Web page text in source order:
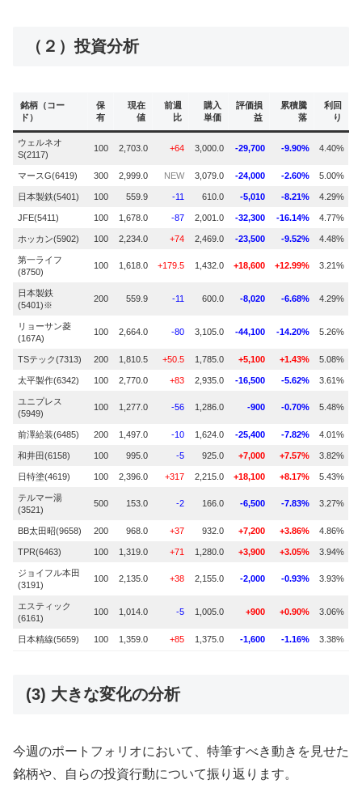
（２）投資分析
銘柄（コー
ド）
保
有
現在
値
前週
比
購入
単価
評価損
益
累積騰
落
利回
り
ウェルネオ
S(2117)
100 2,703.0 +64 3,000.0 -29,700 -9.90% 4.40%
マースG(6419) 300 2,999.0 NEW 3,079.0 -24,000 -2.60% 5.00%
日本製鉄(5401) 100 559.9 -11 610.0 -5,010 -8.21% 4.29%
JFE(5411) 100 1,678.0 -87 2,001.0 -32,300 -16.14% 4.77%
ホッカン(5902) 100 2,234.0 +74 2,469.0 -23,500 -9.52% 4.48%
第一ライフ
(8750)
100 1,618.0 +179.5 1,432.0 +18,600 +12.99% 3.21%
日本製鉄
(5401)※
200 559.9 -11 600.0 -8,020 -6.68% 4.29%
リョーサン菱
(167A)
100 2,664.0 -80 3,105.0 -44,100 -14.20% 5.26%
TSテック(7313) 200 1,810.5 +50.5 1,785.0 +5,100 +1.43% 5.08%
太平製作(6342) 100 2,770.0 +83 2,935.0 -16,500 -5.62% 3.61%
ユニプレス
(5949)
100 1,277.0 -56 1,286.0 -900 -0.70% 5.48%
前澤給装(6485) 200 1,497.0 -10 1,624.0 -25,400 -7.82% 4.01%
和井田(6158) 100 995.0 -5 925.0 +7,000 +7.57% 3.82%
日特塗(4619) 100 2,396.0 +317 2,215.0 +18,100 +8.17% 5.43%
テルマー湯
(3521)
500 153.0 -2 166.0 -6,500 -7.83% 3.27%
BB太田昭(9658) 200 968.0 +37 932.0 +7,200 +3.86% 4.86%
TPR(6463) 100 1,319.0 +71 1,280.0 +3,900 +3.05% 3.94%
ジョイフル本田
(3191)
100 2,135.0 +38 2,155.0 -2,000 -0.93% 3.93%
エスティック
(6161)
100 1,014.0 -5 1,005.0 +900 +0.90% 3.06%
日本精線(5659) 100 1,359.0 +85 1,375.0 -1,600 -1.16% 3.38%
(3) 大きな変化の分析
今週のポートフォリオにおいて、特筆すべき動きを見せた
銘柄や、自らの投資行動について振り返ります。